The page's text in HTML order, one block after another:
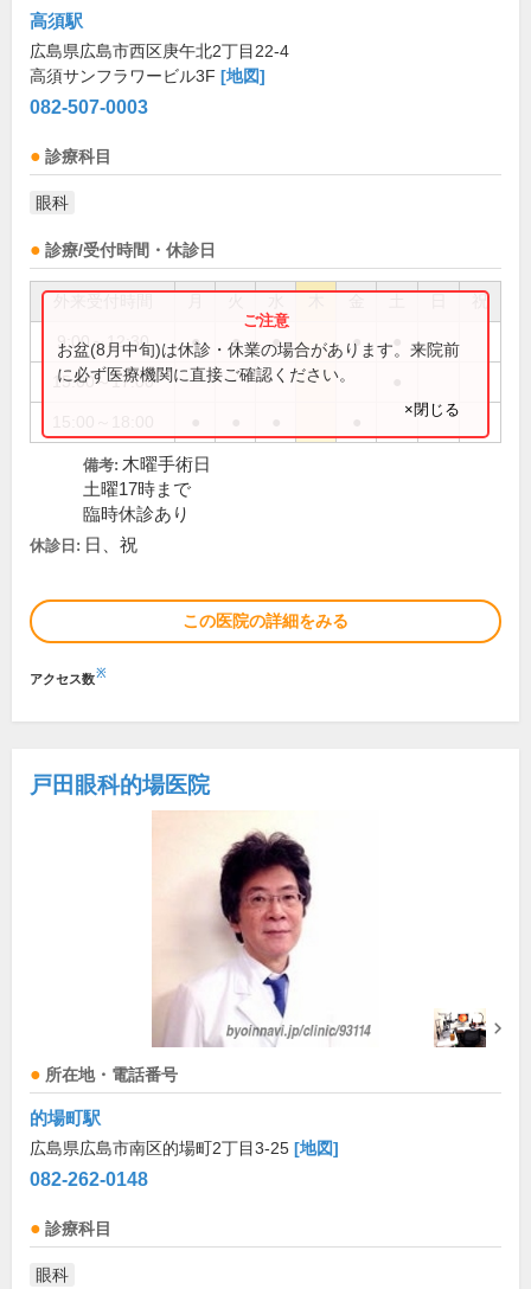
高須駅
広島県広島市西区庚午北2丁目22-4
高須サンフラワービル3F [地図]
082-507-0003
診療科目
眼科
診療/受付時間・休診日
祝
9:00～12:30 ● ● ● ●
15:00～17:00
お盆(8月中旬)は休診・休業の場合があります。来院前
に必ず医療機関に直接ご確認ください。
×閉じる
備考: 木曜手術日
土曜17時まで
臨時休診あり
休診日: 日、祝
この医院の詳細をみる
アクセス数※
戸田眼科的場医院
所在地・電話番号
的場町駅
広島県広島市南区的場町2丁目3-25 [地図]
082-262-0148
診療科目
眼科